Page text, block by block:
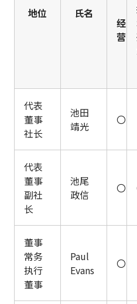
地位 氏名
经
营
代表
董事
社长
池田
靖光
〇
代表
董事
副社
长
池尾
政信
〇
董事
常务
执行
董事
Paul
Evans
〇